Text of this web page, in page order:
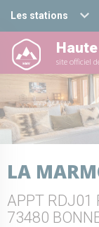
Les stations
Haute
Valfréjus
La Norma
Aussois
Val Cenis
Bessans
site officiel
LA
APPT RDJ01
73480